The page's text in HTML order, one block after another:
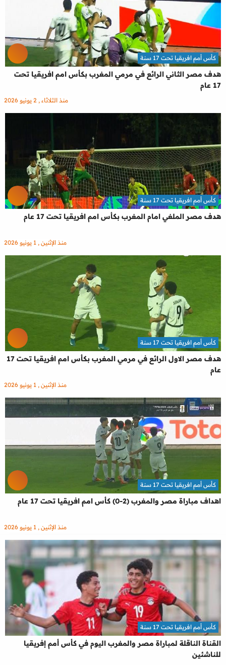
هدف مصر الثاني الرائع في مرمي المغرب بكأس امم افريقيا تحت
17 عام
كأس أمم افريقيا تحت 17 سنة
منذ الثلاثاء , 2 يونيو 2026
هدف مصر الملغي امام المغرب بكأس امم افريقيا تحت 17 عام
كأس أمم افريقيا تحت 17 سنة
منذ الإثنين , 1 يونيو 2026
هدف مصر الاول الرائع في مرمي المغرب بكأس امم افريقيا تحت 17
عام
كأس أمم افريقيا تحت 17 سنة
منذ الإثنين , 1 يونيو 2026
اهداف مباراة مصر والمغرب (2-0) كأس امم افريقيا تحت 17 عام
كأس أمم افريقيا تحت 17 سنة
منذ الإثنين , 1 يونيو 2026
القناة الناقلة لمباراة مصر والمغرب اليوم في كأس أمم إفريقيا
للناشئين
كأس أمم افريقيا تحت 17 سنة